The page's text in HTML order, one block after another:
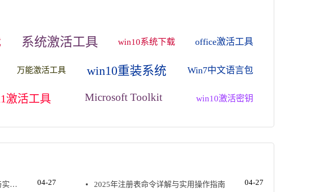
系统激活工具 win10系统下载 office激活工具
万能激活工具 win10重装系统 Win7中文语言包
激活工具 Microsoft Toolkit win10激活密钥
04-27 2025年注册表命令详解与实用操作指南 04-27